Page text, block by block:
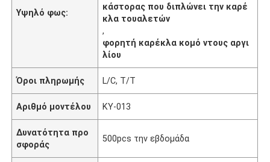
Υψηλό φως:
κάστορας που διπλώνει την καρέ
κλα τουαλετών
,
φορητή καρέκλα κομό ντους αργι
λίου
Όροι πληρωμής L/C, T/T
Αριθμό μοντέλου KY-013
Δυνατότητα προ
σφοράς
500pcs την εβδομάδα